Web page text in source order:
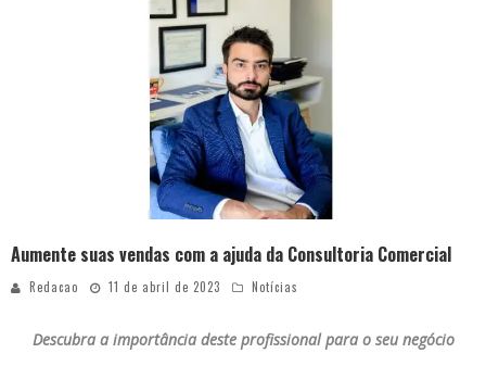
Aumente suas vendas com a ajuda da Consultoria Comercial
Redacao 11 de abril de 2023 Notícias
Descubra a importância deste profissional para o seu negócio